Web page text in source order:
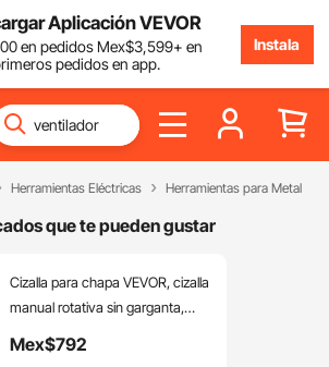
Aplicación VEVOR
en pedidos Mex$3,599+ en
pedidos en app.
Instala
Herramientas Eléctricas Herramientas para Metal
que te pueden gustar
Cizalla para chapa VEVOR, cizalla
manual rotativa sin garganta,
dulce de calibre 16 con
Mex$792